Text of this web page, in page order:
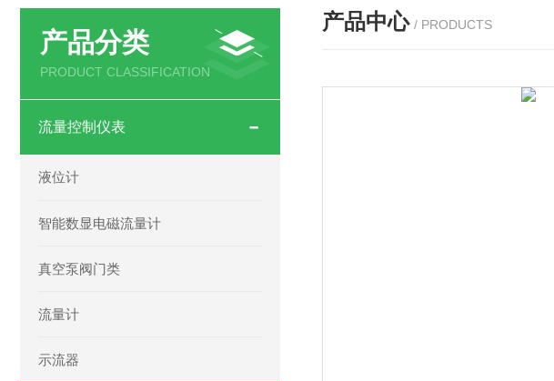
产品分类
PRODUCT CLASSIFICATION
流量控制仪表
液位计
智能数显电磁流量计
真空泵阀门类
流量计
示流器
产品中心 / PRODUCTS